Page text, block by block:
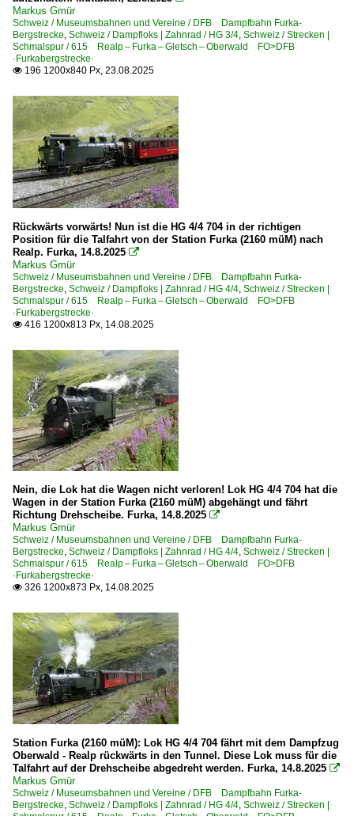
Markus Gmür
Schweiz / Museumsbahnen und Vereine / DFB Dampfbahn Furka-
Bergstrecke, Schweiz / Dampfloks | Zahnrad / HG 3/4, Schweiz / Strecken |
Schmalspur / 615 Realp – Furka – Gletsch – Oberwald FO>DFB
·Furkabergstrecke·
 196 1200x840 Px, 23.08.2025
Rückwärts vorwärts! Nun ist die HG 4/4 704 in der richtigen
Position für die Talfahrt von der Station Furka (2160 müM) nach
Realp. Furka, 14.8.2025 
Markus Gmür
Schweiz / Museumsbahnen und Vereine / DFB Dampfbahn Furka-
Bergstrecke, Schweiz / Dampfloks | Zahnrad / HG 4/4, Schweiz / Strecken |
Schmalspur / 615 Realp – Furka – Gletsch – Oberwald FO>DFB
·Furkabergstrecke·
 416 1200x813 Px, 14.08.2025
Nein, die Lok hat die Wagen nicht verloren! Lok HG 4/4 704 hat die
Wagen in der Station Furka (2160 müM) abgehängt und fährt
Richtung Drehscheibe. Furka, 14.8.2025 
Markus Gmür
Schweiz / Museumsbahnen und Vereine / DFB Dampfbahn Furka-
Bergstrecke, Schweiz / Dampfloks | Zahnrad / HG 4/4, Schweiz / Strecken |
Schmalspur / 615 Realp – Furka – Gletsch – Oberwald FO>DFB
·Furkabergstrecke·
 326 1200x873 Px, 14.08.2025
Station Furka (2160 müM): Lok HG 4/4 704 fährt mit dem Dampfzug
Oberwald - Realp rückwärts in den Tunnel. Diese Lok muss für die
Talfahrt auf der Drehscheibe abgedreht werden. Furka, 14.8.2025 
Markus Gmür
Schweiz / Museumsbahnen und Vereine / DFB Dampfbahn Furka-
Bergstrecke, Schweiz / Dampfloks | Zahnrad / HG 4/4, Schweiz / Strecken |